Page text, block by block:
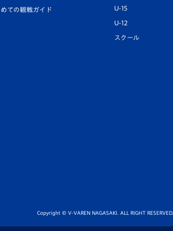
ての観戦ガイド U-15
U-12
スクール
Copyright © V-VAREN NAGASAKI. ALL RIGHT RESERVED.